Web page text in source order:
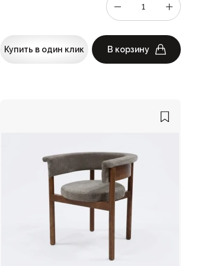
Купить в один клик В корзину